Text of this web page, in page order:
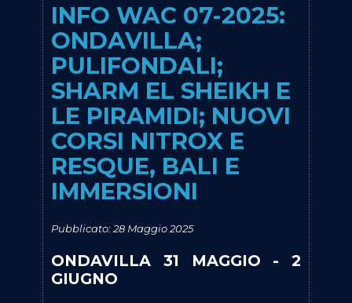
INFO WAC 07-2025:
ONDAVILLA;
PULIFONDALI;
SHARM EL SHEIKH E
LE PIRAMIDI; NUOVI
CORSI NITROX E
RESQUE, BALI E
IMMERSIONI
Pubblicato: 28 Maggio 2025
ONDAVILLA 31 MAGGIO - 2
GIUGNO